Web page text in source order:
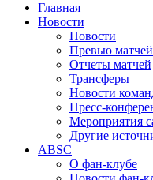
Главная
Новости
Новости
Превью матчей
Отчеты матчей
Трансферы
Новости
Пресс-
Мероприятия
Другие
ABSC
О фан-клубе